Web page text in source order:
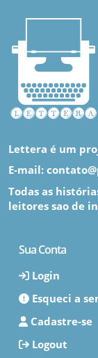
Lettera é um
E-mail:
Todas as
leitores sao de
Sua Conta
Login
Esqueci a
Cadastre-se
Logout